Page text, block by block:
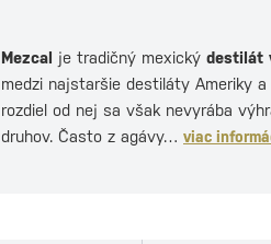
Mezcal je tradičný mexický destilát
medzi najstaršie destiláty Ameriky
rozdiel od nej sa však nevyrába
druhov. Často z agávy… viac